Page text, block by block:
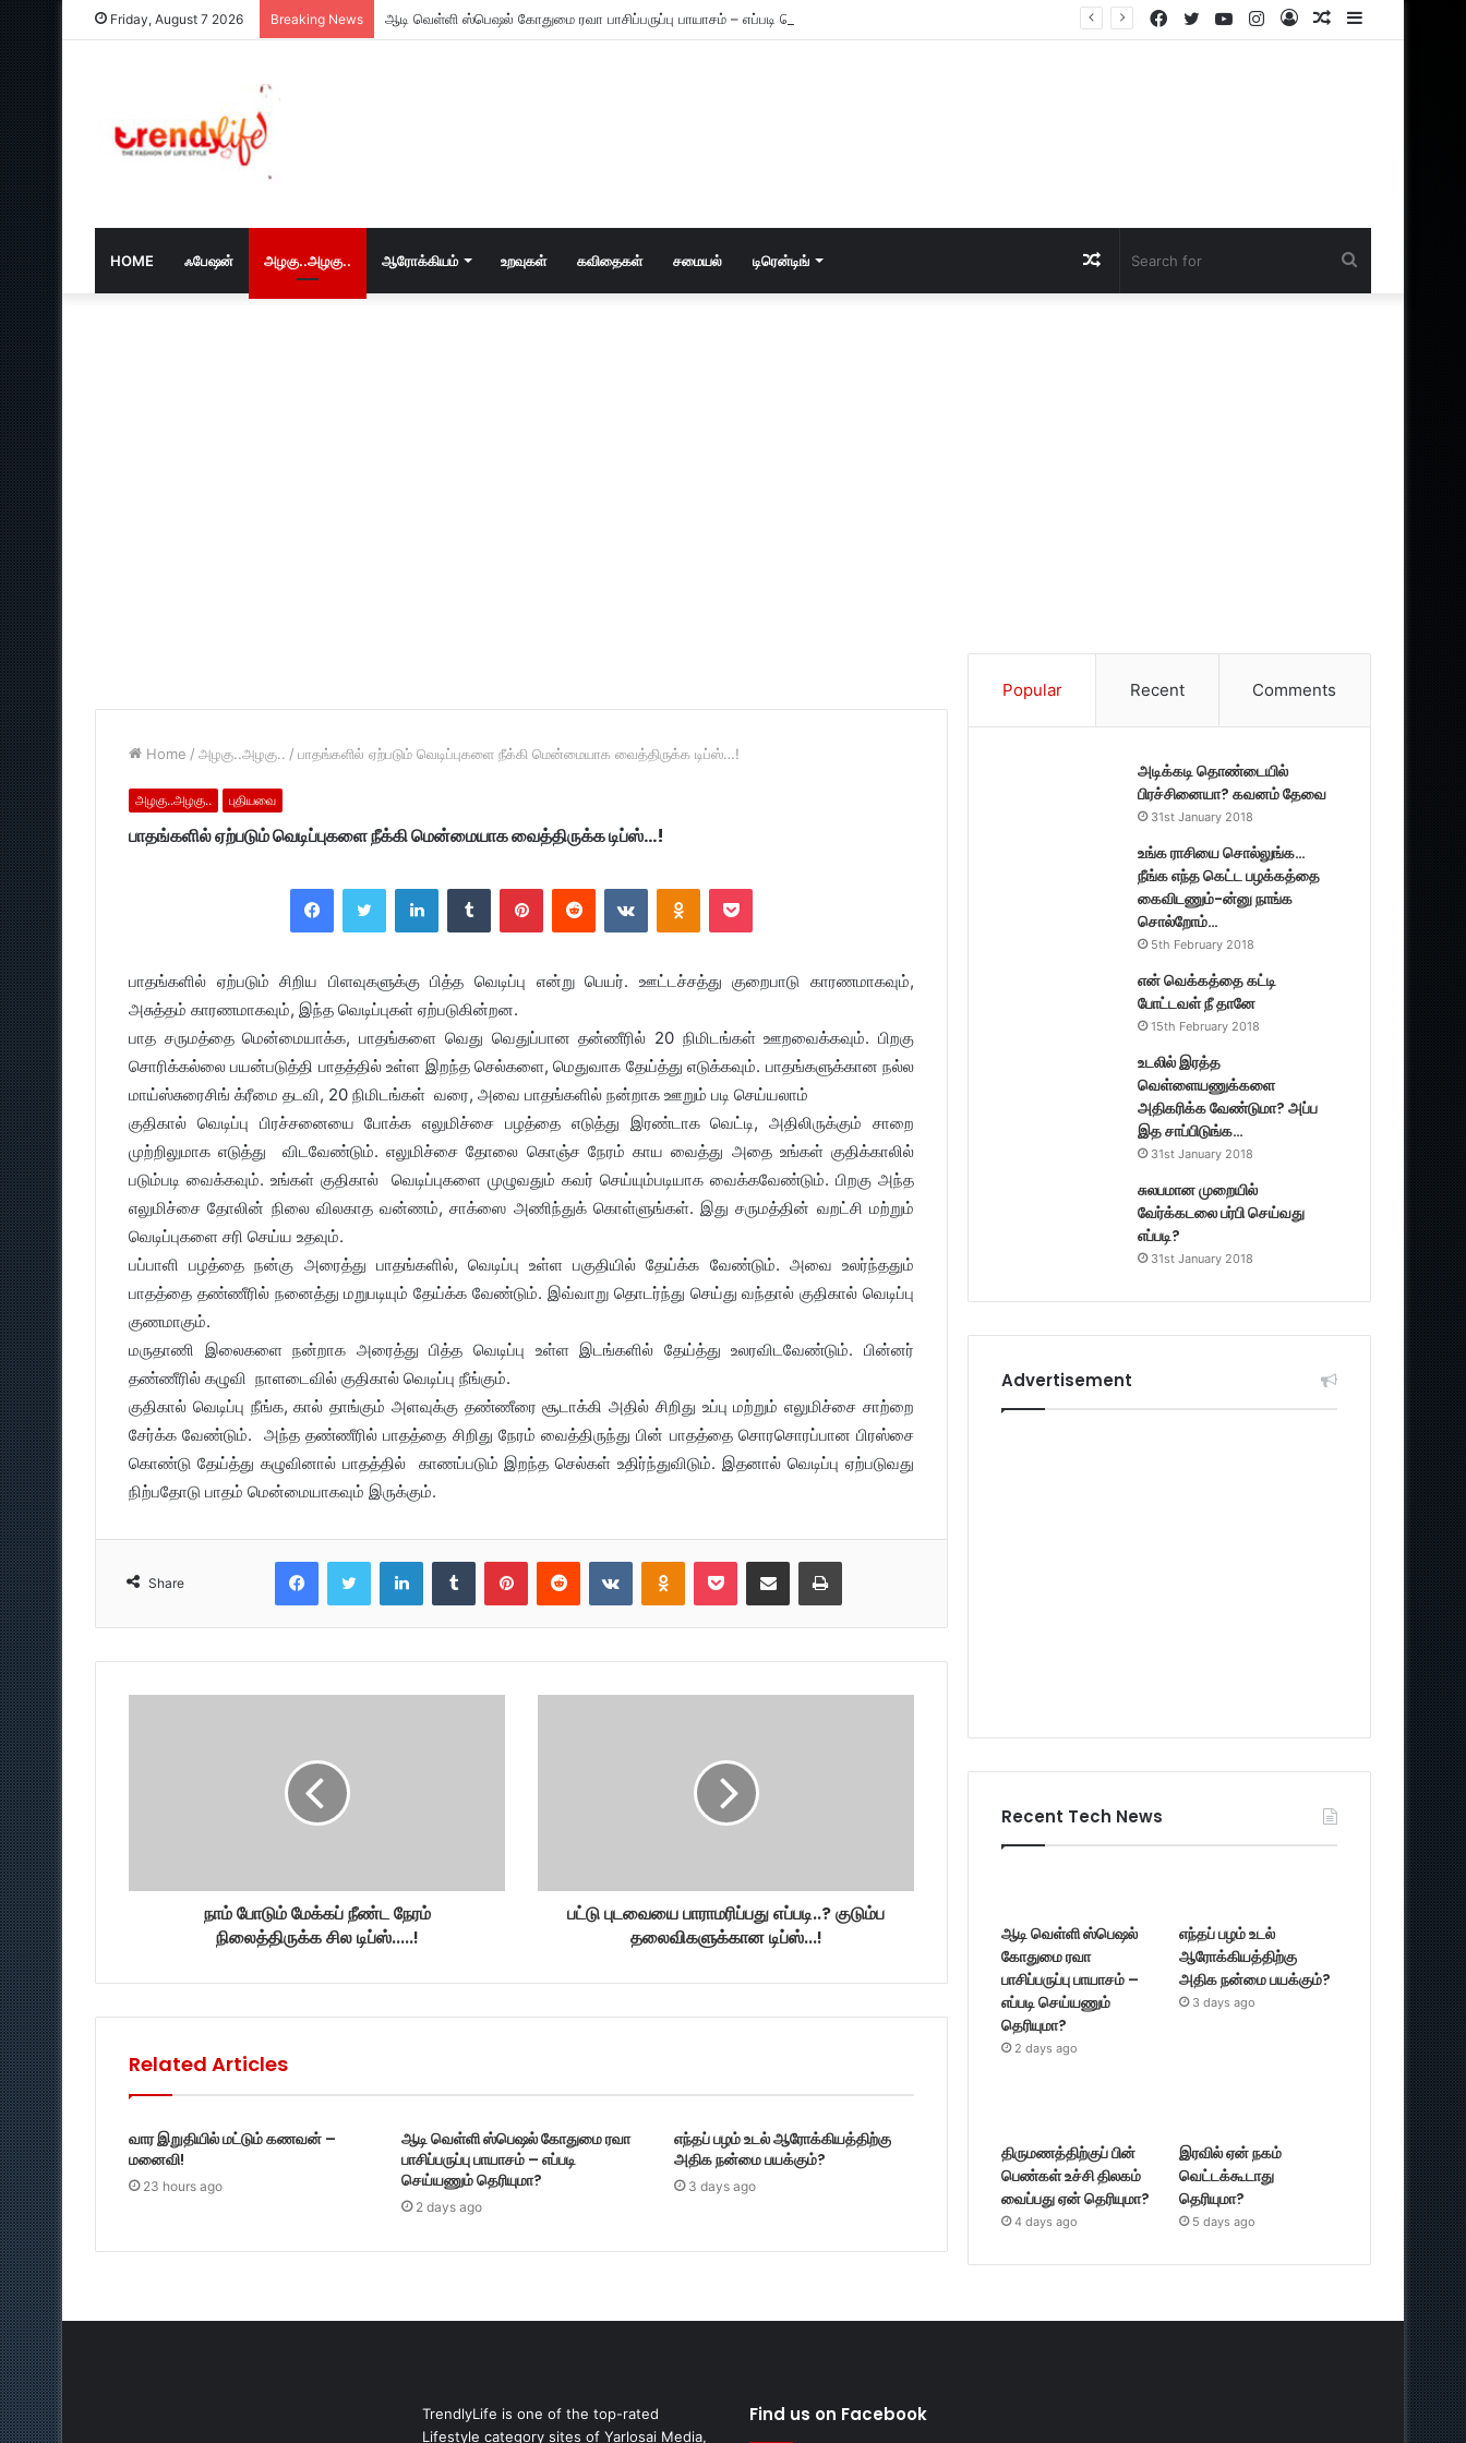
Friday, August 7 2026 Breaking News ஆடி வெள்ளி ஸ்பெஷல் கோதுமை ரவா பாசிப்பருப்பு பாயாசம் – எப்படி செய்யணும் தெரியுமா? Sidebar
Random
Log
Instagram
YouTube
Twitter
Facebook
HOME ஃபேஷன் அழகு..அழகு.. ஆரோக்கியம் உறவுகள் கவிதைகள் சமையல் டிரென்டிங் Random
Home / அழகு..அழகு.. / பாதங்களில் ஏற்படும் வெடிப்புகளை நீக்கி மென்மையாக வைத்திருக்க டிப்ஸ்…!
அழகு..அழகு.. புதியவை
பாதங்களில் ஏற்படும் வெடிப்புகளை நீக்கி மென்மையாக வைத்திருக்க டிப்ஸ்…!
FacebookTwitter LinkedInTumblr PinterestReddit VKontakteOdnoklassniki
Pocket
பாதங்களில் ஏற்படும் சிறிய பிளவுகளுக்கு பித்த வெடிப்பு என்று பெயர். ஊட்டச்சத்து குறைபாடு காரணமாகவும்,
அசுத்தம் காரணமாகவும், இந்த வெடிப்புகள் ஏற்படுகின்றன.
பாத சருமத்தை மென்மையாக்க, பாதங்களை வெது வெதுப்பான தன்ணீரில் 20 நிமிடங்கள் ஊறவைக்கவும். பிறகு
சொரிக்கல்லை பயன்படுத்தி பாதத்தில் உள்ள இறந்த செல்களை, மெதுவாக தேய்த்து எடுக்கவும். பாதங்களுக்கான நல்ல
மாய்ஸ்சுரைசிங் க்ரீமை தடவி, 20 நிமிடங்கள் வரை, அவை பாதங்களில் நன்றாக ஊறும் படி செய்யலாம்
குதிகால் வெடிப்பு பிரச்சனையை போக்க எலுமிச்சை பழத்தை எடுத்து இரண்டாக வெட்டி, அதிலிருக்கும் சாறை
முற்றிலுமாக எடுத்து விடவேண்டும். எலுமிச்சை தோலை கொஞ்ச நேரம் காய வைத்து அதை உங்கள் குதிக்காலில்
படும்படி வைக்கவும். உங்கள் குதிகால் வெடிப்புகளை முழுவதும் கவர் செய்யும்படியாக வைக்கவேண்டும். பிறகு அந்த
எலுமிச்சை தோலின் நிலை விலகாத வன்ணம், சாக்ஸை அணிந்துக் கொள்ளுங்கள். இது சருமத்தின் வறட்சி மற்றும்
வெடிப்புகளை சரி செய்ய உதவும்.
பப்பாளி பழத்தை நன்கு அரைத்து பாதங்களில், வெடிப்பு உள்ள பகுதியில் தேய்க்க வேண்டும். அவை உலர்ந்ததும்
பாதத்தை தண்ணீரில் நனைத்து மறுபடியும் தேய்க்க வேண்டும். இவ்வாறு தொடர்ந்து செய்து வந்தால் குதிகால் வெடிப்பு
குணமாகும்.
மருதாணி இலைகளை நன்றாக அரைத்து பித்த வெடிப்பு உள்ள இடங்களில் தேய்த்து உலரவிடவேண்டும். பின்னர்
தண்ணீரில் கழுவி நாளடைவில் குதிகால் வெடிப்பு நீங்கும்.
குதிகால் வெடிப்பு நீங்க, கால் தாங்கும் அளவுக்கு தண்ணீரை சூடாக்கி அதில் சிறிது உப்பு மற்றும் எலுமிச்சை சாற்றை
சேர்க்க வேண்டும். அந்த தண்ணீரில் பாதத்தை சிறிது நேரம் வைத்திருந்து பின் பாதத்தை சொரசொரப்பான பிரஸ்சை
கொண்டு தேய்த்து கழுவினால் பாதத்தில் காணப்படும் இறந்த செல்கள் உதிர்ந்துவிடும். இதனால் வெடிப்பு ஏற்படுவது
நிற்பதோடு பாதம் மென்மையாகவும் இருக்கும்.
Share
FacebookTwitter LinkedInTumblr PinterestReddit VKontakteOdnoklassniki
Pocket Share via Email Print
நாம் போடும் மேக்கப் நீண்ட நேரம்
நிலைத்திருக்க சில டிப்ஸ்.....!
பட்டு புடவையை பாராமரிப்பது எப்படி..? குடும்ப
தலைவிகளுக்கான டிப்ஸ்...!
Related Articles
வார இறுதியில் மட்டும் கணவன் –
மனைவி!
23 hours ago
ஆடி வெள்ளி ஸ்பெஷல் கோதுமை ரவா
பாசிப்பருப்பு பாயாசம் – எப்படி
செய்யணும் தெரியுமா?
2 days ago
எந்தப் பழம் உடல் ஆரோக்கியத்திற்கு
அதிக நன்மை பயக்கும்?
3 days ago
Popular Recent Comments
அடிக்கடி தொண்டையில்
பிரச்சினையா? கவனம் தேவை
31st January 2018
உங்க ராசியை சொல்லுங்க…
நீங்க எந்த கெட்ட பழக்கத்தை
கைவிடணும்-ன்னு நாங்க
சொல்றோம்…
5th February 2018
என் வெக்கத்தை கட்டி
போட்டவள் நீ தானே
15th February 2018
உடலில் இரத்த
வெள்ளையணுக்களை
அதிகரிக்க வேண்டுமா? அப்ப
இத சாப்பிடுங்க…
31st January 2018
சுலபமான முறையில்
வேர்க்கடலை பர்பி செய்வது
எப்படி?
31st January 2018
Advertisement
Recent Tech News
ஆடி வெள்ளி ஸ்பெஷல்
கோதுமை ரவா
பாசிப்பருப்பு பாயாசம் –
எப்படி செய்யணும்
தெரியுமா?
2 days ago
எந்தப் பழம் உடல்
ஆரோக்கியத்திற்கு
அதிக நன்மை பயக்கும்?
3 days ago
திருமணத்திற்குப் பின்
பெண்கள் உச்சி திலகம்
வைப்பது ஏன் தெரியுமா?
4 days ago
இரவில் ஏன் நகம்
வெட்டக்கூடாது
தெரியுமா?
5 days ago
TrendlyLife is one of the top-rated
Lifestyle category sites of Yarlosai Media,
Find us on Facebook